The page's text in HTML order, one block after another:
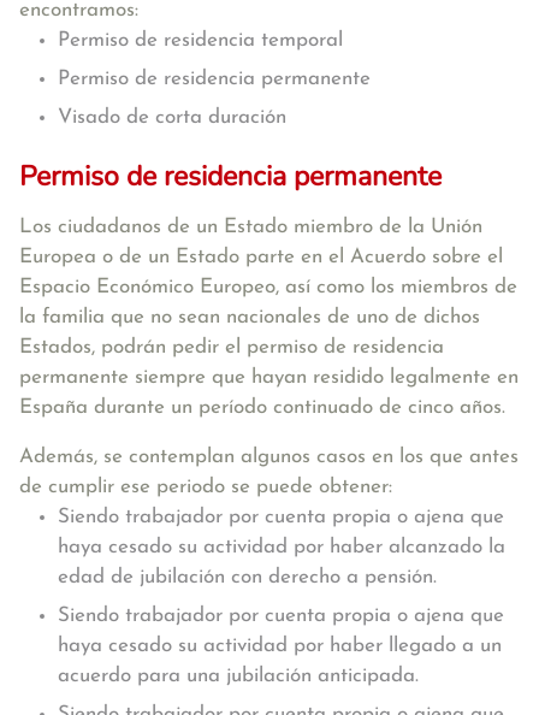
encontramos:
Permiso de residencia temporal
Permiso de residencia permanente
Visado de corta duración
Permiso de residencia permanente
Los ciudadanos de un Estado miembro de la Unión
Europea o de un Estado parte en el Acuerdo sobre el
Espacio Económico Europeo, así como los miembros de
la familia que no sean nacionales de uno de dichos
Estados, podrán pedir el permiso de residencia
permanente siempre que hayan residido legalmente en
España durante un período continuado de cinco años.
Además, se contemplan algunos casos en los que antes
de cumplir ese periodo se puede obtener:
Siendo trabajador por cuenta propia o ajena que
haya cesado su actividad por haber alcanzado la
edad de jubilación con derecho a pensión.
Siendo trabajador por cuenta propia o ajena que
haya cesado su actividad por haber llegado a un
acuerdo para una jubilación anticipada.